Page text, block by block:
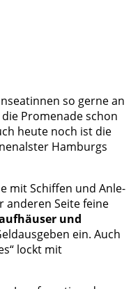
so gerne an
Promenade schon
heute noch ist die
Hamburgs
mit Schiffen und Anle­
anderen Seite feine
und
ein. Auch
lockt mit